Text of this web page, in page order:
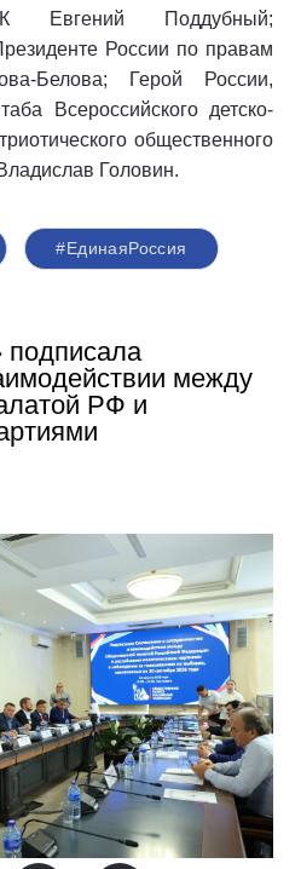
Евгений Поддубный;
России по правам
Белова; Герой России,
Всероссийского детско-
общественного
Головин.
#‎ЕдинаяРоссия
подписала
между
РФ и